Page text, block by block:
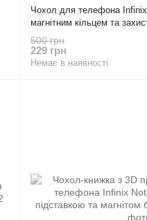
Чохол для телефона
магнітним кільцем та
500 грн
229 грн
Немає в наявності